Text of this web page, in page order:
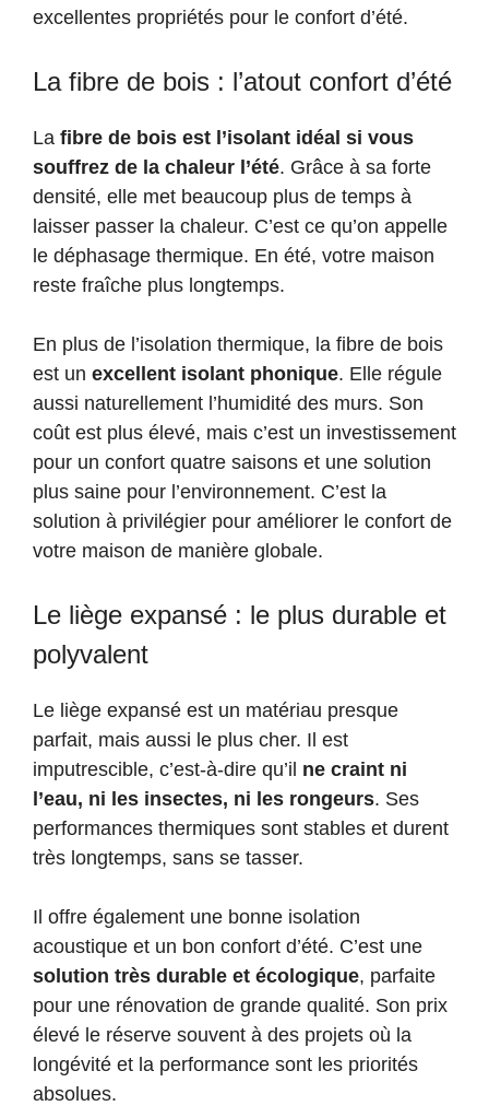
excellentes propriétés pour le confort d’été.
La fibre de bois : l’atout confort d’été
La fibre de bois est l’isolant idéal si vous
souffrez de la chaleur l’été. Grâce à sa forte
densité, elle met beaucoup plus de temps à
laisser passer la chaleur. C’est ce qu’on appelle
le déphasage thermique. En été, votre maison
reste fraîche plus longtemps.
En plus de l’isolation thermique, la fibre de bois
est un excellent isolant phonique. Elle régule
aussi naturellement l’humidité des murs. Son
coût est plus élevé, mais c’est un investissement
pour un confort quatre saisons et une solution
plus saine pour l’environnement. C’est la
solution à privilégier pour améliorer le confort de
votre maison de manière globale.
Le liège expansé : le plus durable et
polyvalent
Le liège expansé est un matériau presque
parfait, mais aussi le plus cher. Il est
imputrescible, c’est-à-dire qu’il ne craint ni
l’eau, ni les insectes, ni les rongeurs. Ses
performances thermiques sont stables et durent
très longtemps, sans se tasser.
Il offre également une bonne isolation
acoustique et un bon confort d’été. C’est une
solution très durable et écologique, parfaite
pour une rénovation de grande qualité. Son prix
élevé le réserve souvent à des projets où la
longévité et la performance sont les priorités
absolues.